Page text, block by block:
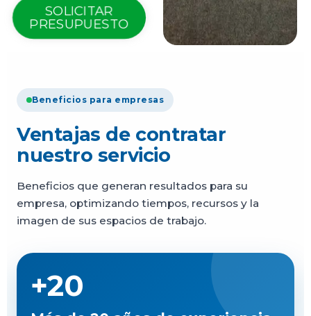
SOLICITAR
PRESUPUESTO
Beneficios para empresas
Ventajas de contratar
nuestro servicio
Beneficios que generan resultados para su
empresa, optimizando tiempos, recursos y la
imagen de sus espacios de trabajo.
+20